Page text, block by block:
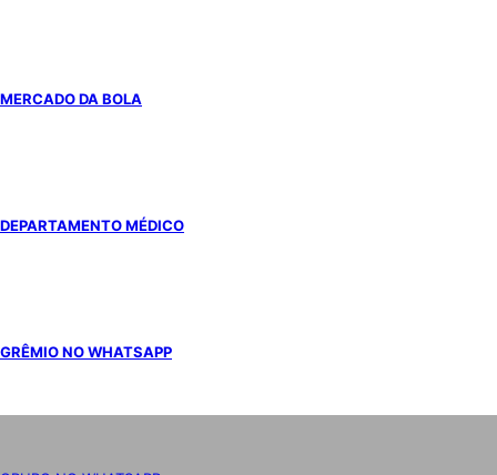
MERCADO DA BOLA
DEPARTAMENTO MÉDICO
GRÊMIO NO WHATSAPP